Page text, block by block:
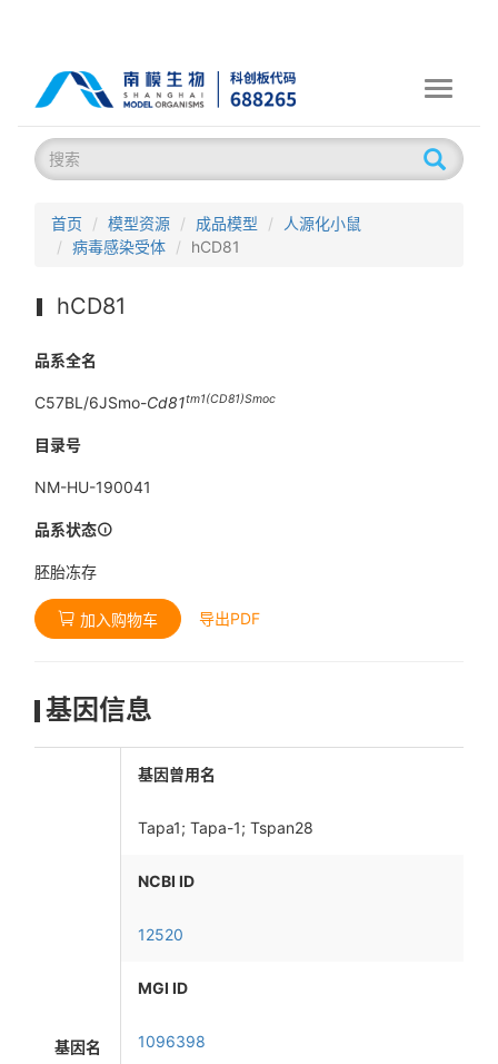
Toggle
首页 模型资源 成品模型
人源化小鼠
病毒感染受体
hCD81
hCD81
品系全名
C57BL/6JSmo-Cd81tm1(CD81)Smoc
目录号
NM-HU-190041
品系状态
胚胎冻存
加入购物车 导出PDF
基因信息
基因名
基因曾用名
Tapa1; Tapa-1; Tspan28
NCBI ID
12520
MGI ID
1096398